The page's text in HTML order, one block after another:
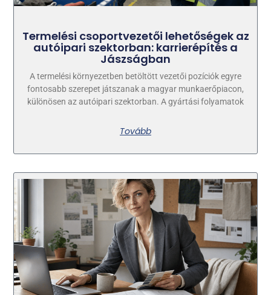
Termelési csoportvezetői lehetőségek az
autóipari szektorban: karrierépítés a
Jászságban
A termelési környezetben betöltött vezetői pozíciók egyre
fontosabb szerepet játszanak a magyar munkaerőpiacon,
különösen az autóipari szektorban. A gyártási folyamatok
Tovább